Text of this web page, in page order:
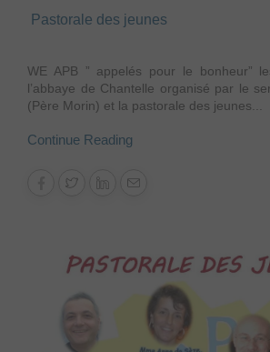
Pastorale des jeunes
WE APB ” appelés pour le bonheur”
l’abbaye de Chantelle organisé par le
(Père Morin) et la pastorale des jeunes...
Continue Reading